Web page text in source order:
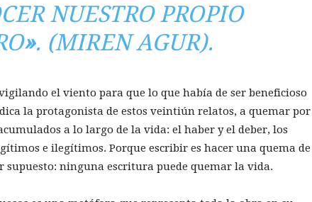
NUESTRO PROPIO
». (MIREN AGUR).
el viento para que lo que había de ser beneficioso
la protagonista de estos veintiún relatos, a quemar por
a lo largo de la vida: el haber y el deber, los
e ilegítimos. Porque escribir es hacer una quema de
ninguna escritura puede quemar la vida.